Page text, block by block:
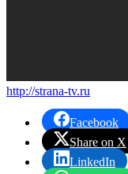
http://strana-tv.ru
Facebook
Share on X
LinkedIn